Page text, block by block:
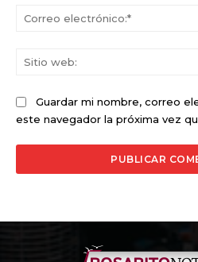
Guardar mi nombre, correo
este navegador la próxima vez